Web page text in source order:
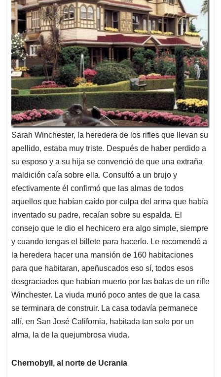
Sarah Winchester, la heredera de los rifles que llevan su
apellido, estaba muy triste. Después de haber perdido a
su esposo y a su hija se convenció de que una extraña
maldición caía sobre ella. Consultó a un brujo y
efectivamente él confirmó que las almas de todos
aquellos que habían caído por culpa del arma que había
inventado su padre, recaían sobre su espalda. El
consejo que le dio el hechicero era algo simple, siempre
y cuando tengas el billete para hacerlo. Le recomendó a
la heredera hacer una mansión de 160 habitaciones
para que habitaran, apeñuscados eso sí, todos esos
desgraciados que habían muerto por las balas de un rifle
Winchester. La viuda murió poco antes de que la casa
se terminara de construir. La casa todavía permanece
allí, en San José California, habitada tan solo por un
alma, la de la quejumbrosa viuda.
Chernobyll, al norte de Ucrania